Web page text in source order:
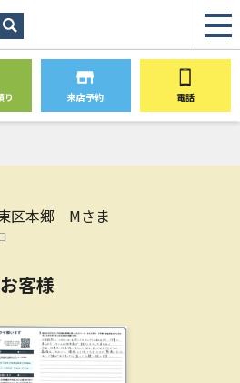
り 来店予約 電話
区本郷 Mさま
客様